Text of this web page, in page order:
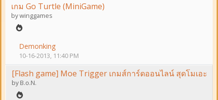
เกม Go Turtle (MiniGame)
bywinggames
Demonking
10-16-2013, 11:40 PM
[Flash game] Moe Trigger เกมส์การ์ดออนไลน์ สุดโมเอะ
byB.o.N.